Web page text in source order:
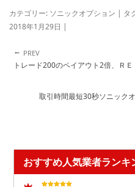
カテゴリー: ソニックオプション | タ
2018年1月29日 |
投稿ナビゲーション
←
トレード200のペイアウト2倍、Ｒ
取引時間最短30秒ソニック
おすすめ人気業者ランキ